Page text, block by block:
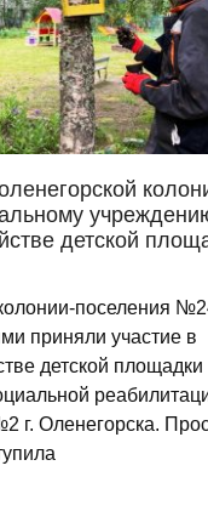
детской
поселения
приняли участие в
детской площадки
г. Оленегорска.